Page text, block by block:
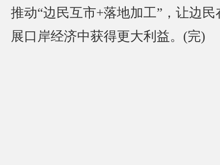
推动“边民互市+落地加工”，让边民
展口岸经济中获得更大利益。(完)